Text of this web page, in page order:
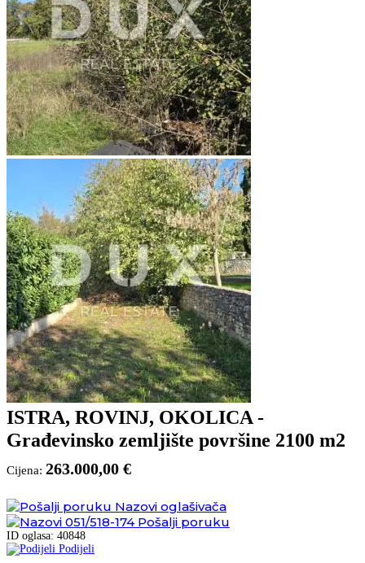
ISTRA, ROVINJ, OKOLICA -
Građevinsko zemljište površine 2100 m2
Cijena: 263.000,00 €
Nazovi oglašivača
051/518-174 Pošalji poruku
ID oglasa: 40848
Podijeli